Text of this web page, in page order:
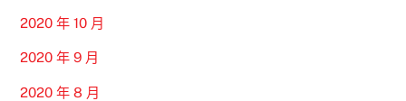
2020 年 10 月
2020 年 9 月
2020 年 8 月